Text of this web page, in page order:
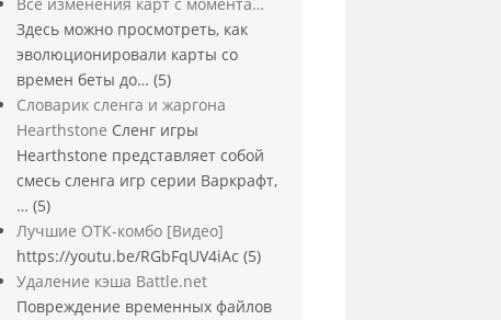
Все изменения карт с момента…
Здесь можно просмотреть, как
эволюционировали карты со
времен беты до… (5)
Словарик сленга и жаргона
Hearthstone Сленг игры
Hearthstone представляет собой
смесь сленга игр серии Варкрафт,
… (5)
Лучшие ОТК-комбо [Видео]
https://youtu.be/RGbFqUV4iAc (5)
Удаление кэша Battle.net
Повреждение временных файлов